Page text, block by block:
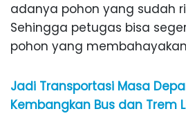
adanya pohon yang sudah
Sehingga petugas bisa
pohon yang
Jadi Transportasi Masa
Kembangkan Bus dan Trem